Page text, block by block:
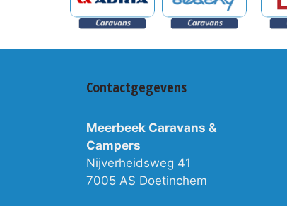
Contactgegevens
Meerbeek Caravans &
Campers
Nijverheidsweg 41
7005 AS Doetinchem